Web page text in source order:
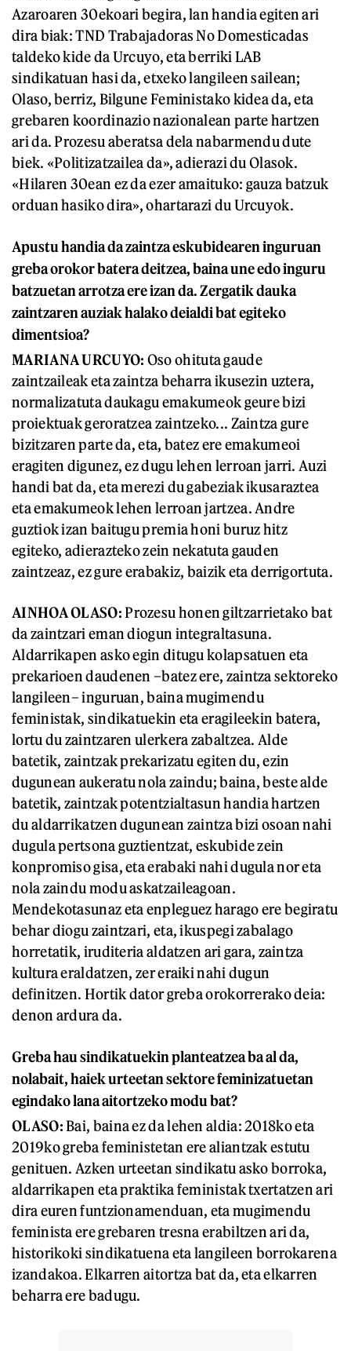
Azaroaren 30ekoari begira, lan handia egiten ari
dira biak: TND Trabajadoras No Domesticadas
taldeko kide da Urcuyo, eta berriki LAB
sindikatuan hasi da, etxeko langileen sailean;
Olaso, berriz, Bilgune Feministako kidea da, eta
grebaren koordinazio nazionalean parte hartzen
ari da. Prozesu aberatsa dela nabarmendu dute
biek. «Politizatzailea da», adierazi du Olasok.
«Hilaren 30ean ez da ezer amaituko: gauza batzuk
orduan hasiko dira», ohartarazi du Urcuyok.
Apustu handia da zaintza eskubidearen inguruan
greba orokor batera deitzea, baina une edo inguru
batzuetan arrotza ere izan da. Zergatik dauka
zaintzaren auziak halako deialdi bat egiteko
dimentsioa?
MARIANA URCUYO: Oso ohituta gaude
zaintzaileak eta zaintza beharra ikusezin uztera,
normalizatuta daukagu emakumeok geure bizi
proiektuak geroratzea zaintzeko... Zaintza gure
bizitzaren parte da, eta, batez ere emakumeoi
eragiten digunez, ez dugu lehen lerroan jarri. Auzi
handi bat da, eta merezi du gabeziak ikusaraztea
eta emakumeok lehen lerroan jartzea. Andre
guztiok izan baitugu premia honi buruz hitz
egiteko, adierazteko zein nekatuta gauden
zaintzeaz, ez gure erabakiz, baizik eta derrigortuta.
AINHOA OLASO:Prozesu honen giltzarrietako bat
da zaintzari eman diogun integraltasuna.
Aldarrikapen asko egin ditugu kolapsatuen eta
prekarioen daudenen –batez ere, zaintza sektoreko
langileen– inguruan, baina mugimendu
feministak, sindikatuekin eta eragileekin batera,
lortu du zaintzaren ulerkera zabaltzea. Alde
batetik, zaintzak prekarizatu egiten du, ezin
dugunean aukeratu nola zaindu; baina, beste alde
batetik, zaintzak potentzialtasun handia hartzen
du aldarrikatzen dugunean zaintza bizi osoan nahi
dugula pertsona guztientzat, eskubide zein
konpromiso gisa, eta erabaki nahi dugula nor eta
nola zaindu modu askatzaileagoan.
Mendekotasunaz eta enpleguez harago ere begiratu
behar diogu zaintzari, eta, ikuspegi zabalago
horretatik, iruditeria aldatzen ari gara, zaintza
kultura eraldatzen, zer eraiki nahi dugun
definitzen. Hortik dator greba orokorrerako deia:
denon ardura da.
Greba hau sindikatuekin planteatzea ba al da,
nolabait, haiek urteetan sektore feminizatuetan
egindako lana aitortzeko modu bat?
OLASO:Bai, baina ez da lehen aldia: 2018ko eta
2019ko greba feministetan ere aliantzak estutu
genituen. Azken urteetan sindikatu asko borroka,
aldarrikapen eta praktika feministak txertatzen ari
dira euren funtzionamenduan, eta mugimendu
feminista ere grebaren tresna erabiltzen ari da,
historikoki sindikatuena eta langileen borrokarena
izandakoa. Elkarren aitortza bat da, eta elkarren
beharra ere badugu.